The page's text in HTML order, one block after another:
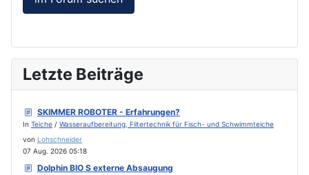
Letzte Beiträge
SKIMMER ROBOTER - Erfahrungen?
In Teiche / Wasseraufbereitung, Filtertechnik für Fisch- und Schwimmteiche
von Lohschneider
07 Aug. 2026 05:18
Dolphin BIO S externe Absaugung